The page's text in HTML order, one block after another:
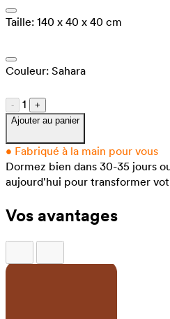
Taille: 140 x 40 x 40 cm
Couleur: Sahara
- 1
+
Ajouter au panier
• Fabriqué à la main pour vous
Dormez bien dans 30-35 jours
aujourd'hui pour transformer
Vos avantages